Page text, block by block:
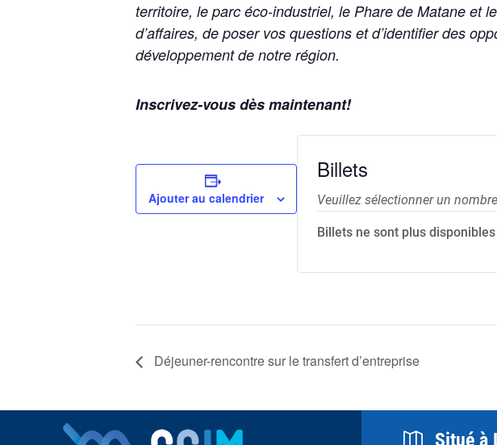
territoire, le parc éco-industriel, le Phare de Matane et
d’affaires, de poser vos questions et d’identifier des
développement de notre région.
Inscrivez-vous dès maintenant!
Ajouter au calendrier
Billets
Veuillez sélectionner un
Billets ne sont plus disponibles
Déjeuner-rencontre sur le transfert d’entreprise
Situé à